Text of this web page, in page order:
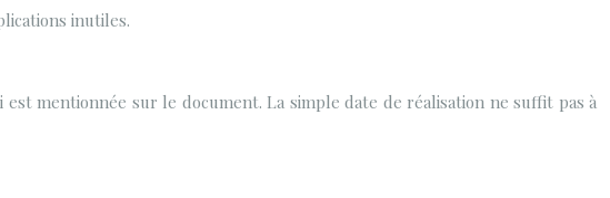
inutiles.
mentionnée sur le document. La simple date de réalisation ne suffit pas à